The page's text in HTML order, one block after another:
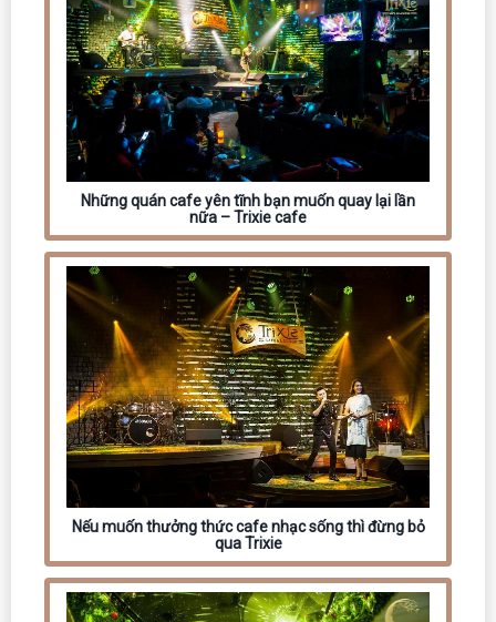
Những quán cafe yên tĩnh bạn muốn quay lại lần
nữa – Trixie cafe
Nếu muốn thưởng thức cafe nhạc sống thì đừng bỏ
qua Trixie